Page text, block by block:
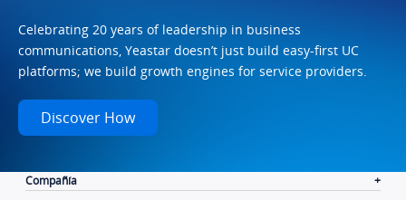
Celebrating 20 years of leadership in business
communications, Yeastar doesn’t just build easy-first UC
platforms; we build growth engines for service providers.
Discover How
Compañía